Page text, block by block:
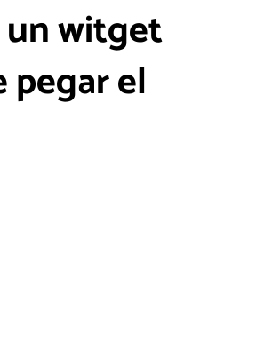
un witget
pegar el